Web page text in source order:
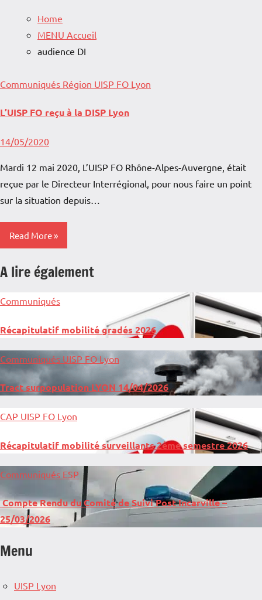
Home
MENU Accueil
audience DI
Communiqués Région UISP FO Lyon
L’UISP FO reçu à la DISP Lyon
14/05/2020
Mardi 12 mai 2020, L’UISP FO Rhône-Alpes-Auvergne, était
reçue par le Directeur Interrégional, pour nous faire un point
sur la situation depuis…
Read More
A lire également
Communiqués
Récapitulatif mobilité gradés 2026
Communiqués UISP FO Lyon
Tract surpopulation LYON 14/04/2026
CAP UISP FO Lyon
Récapitulatif mobilité surveillants 2ème semestre 2026
Communiqués ESP
Compte Rendu du Comité de Suivi Post Incarville –
25/03/2026
Menu
UISP Lyon